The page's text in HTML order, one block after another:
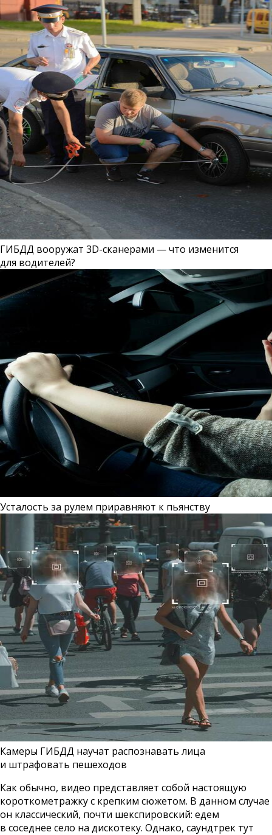
ГИБДД вооружат 3D-сканерами — что изменится
для водителей?
Усталость за рулем приравняют к пьянству
Камеры ГИБДД научат распознавать лица
и штрафовать пешеходов
Как обычно, видео представляет собой настоящую
короткометражку с крепким сюжетом. В данном случае
он классический, почти шекспировский: едем
в соседнее село на дискотеку. Однако, саундтрек тут